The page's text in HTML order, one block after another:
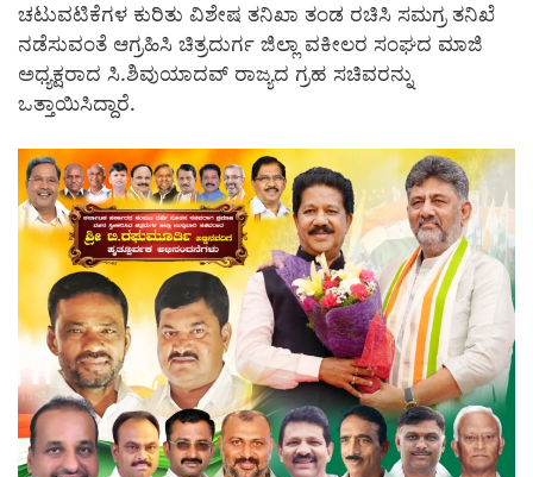
ಚಟುವಟಿಕೆಗಳ ಕುರಿತು ವಿಶೇಷ ತನಿಖಾ ತಂಡ ರಚಿಸಿ ಸಮಗ್ರ ತನಿಖೆ
ನಡೆಸುವಂತೆ ಆಗ್ರಹಿಸಿ ಚಿತ್ರದುರ್ಗ ಜಿಲ್ಲಾ ವಕೀಲರ ಸಂಘದ ಮಾಜಿ
ಅಧ್ಯಕ್ಷರಾದ ಸಿ.ಶಿವುಯಾದವ್ ರಾಜ್ಯದ ಗ್ರಹ ಸಚಿವರನ್ನು
ಒತ್ತಾಯಿಸಿದ್ದಾರೆ.